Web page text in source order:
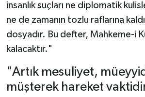
insanlık suçları ne diplomatik
ne de zamanın tozlu raflarına
dosyadır. Bu defter, Mahkeme-i
kalacaktır."
"Artık mesuliyet,
müşterek hareket